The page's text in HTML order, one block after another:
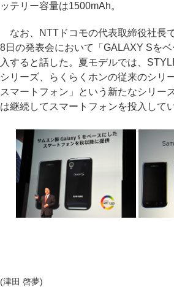
ッテリー容量は1500mAh。
なお、NTTドコモの代表取締役社長
8日の発表会において「GALAXY Sを
入すると話した。夏モデルでは、
シリーズ、らくらくホンの従来のシリ
スマートフォン」という新たなシリー
は継続してスマートフォンを投入して
(津田 啓夢)